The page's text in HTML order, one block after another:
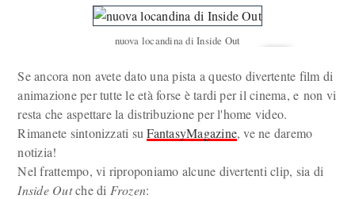
nuova locandina di Inside Out
Se ancora non avete dato una pista a questo divertente film di
animazione per tutte le età forse è tardi per il cinema, e non vi
resta che aspettare la distribuzione per l'home video.
Rimanete sintonizzati suFantasyMagazine, ve ne daremo
notizia!
Nel frattempo, vi riproponiamo alcune divertenti clip, sia di
Inside Outche di Frozen: